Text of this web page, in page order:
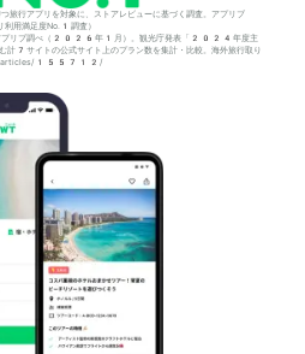
行アプリを対象に、ストアレビューに基づく調査。アプリブ
満足度No.1調査）
アプリブ調べ（2026年1月）。観光庁発表「2024年度主
計7サイトの公式サイト上のプラン数を集計・比較。海外旅行取り
liv.jp/articles/155712/